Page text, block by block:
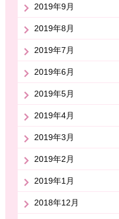
2019年9月
2019年8月
2019年7月
2019年6月
2019年5月
2019年4月
2019年3月
2019年2月
2019年1月
2018年12月